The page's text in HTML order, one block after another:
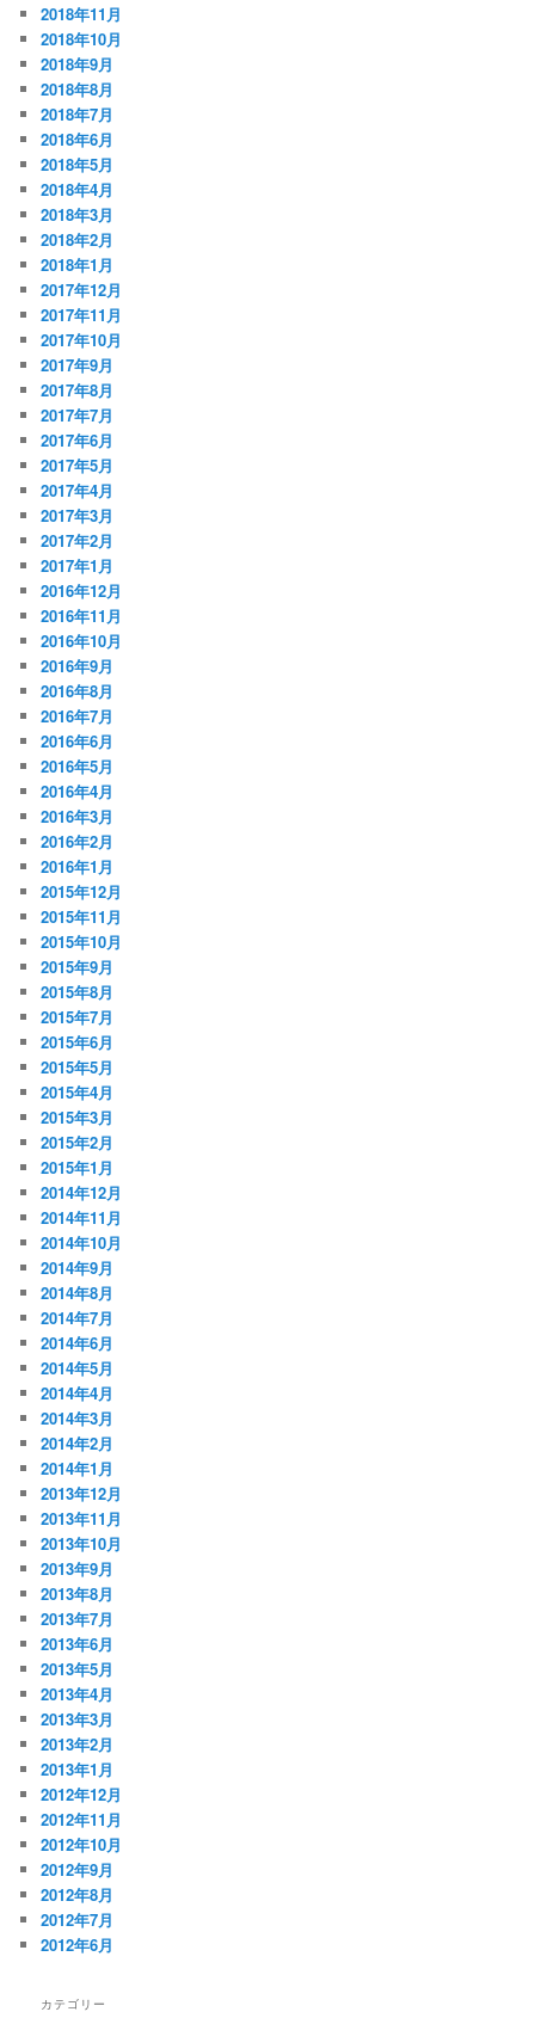
2018年11月
2018年10月
2018年9月
2018年8月
2018年7月
2018年6月
2018年5月
2018年4月
2018年3月
2018年2月
2018年1月
2017年12月
2017年11月
2017年10月
2017年9月
2017年8月
2017年7月
2017年6月
2017年5月
2017年4月
2017年3月
2017年2月
2017年1月
2016年12月
2016年11月
2016年10月
2016年9月
2016年8月
2016年7月
2016年6月
2016年5月
2016年4月
2016年3月
2016年2月
2016年1月
2015年12月
2015年11月
2015年10月
2015年9月
2015年8月
2015年7月
2015年6月
2015年5月
2015年4月
2015年3月
2015年2月
2015年1月
2014年12月
2014年11月
2014年10月
2014年9月
2014年8月
2014年7月
2014年6月
2014年5月
2014年4月
2014年3月
2014年2月
2014年1月
2013年12月
2013年11月
2013年10月
2013年9月
2013年8月
2013年7月
2013年6月
2013年5月
2013年4月
2013年3月
2013年2月
2013年1月
2012年12月
2012年11月
2012年10月
2012年9月
2012年8月
2012年7月
2012年6月
カテゴリー